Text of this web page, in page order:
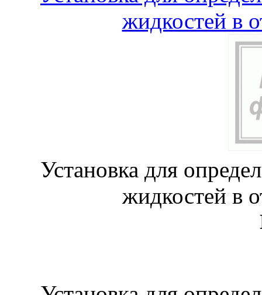
жидкостей в
Установка для
жидкостей в